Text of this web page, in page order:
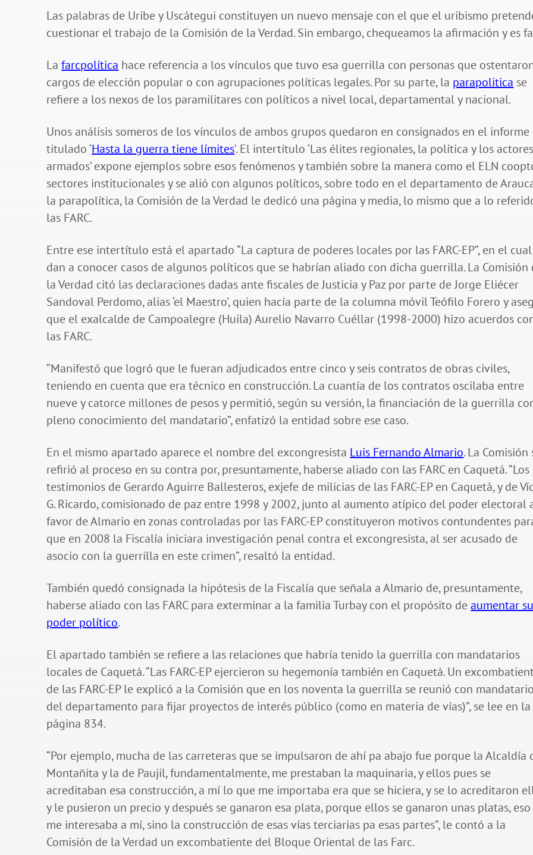
Las palabras de Uribe y Uscátegui constituyen un nuevo mensaje con el que el uribismo
cuestionar el trabajo de la Comisión de la Verdad. Sin embargo, chequeamos la afirmación y es
Lafarcpolítica hace referencia a los vínculos que tuvo esa guerrilla con personas que
cargos de elección popular o con agrupaciones políticas legales. Por su parte, la parapolitica se
refiere a los nexos de los paramilitares con políticos a nivel local, departamental y nacional.
Unos análisis someros de los vínculos de ambos grupos quedaron en consignados en el informe
titulado ‘Hasta la guerra tiene límites’. El intertítulo ‘Las élites regionales, la política y los actores
armados’ expone ejemplos sobre esos fenómenos y también sobre la manera como el ELN
sectores institucionales y se alió con algunos políticos, sobre todo en el departamento de
la parapolítica, la Comisión de la Verdad le dedicó una página y media, lo mismo que a lo
las FARC.
Entre ese intertítulo está el apartado “La captura de poderes locales por las FARC-EP”, en el
dan a conocer casos de algunos políticos que se habrían aliado con dicha guerrilla. La Comisión
la Verdad citó las declaraciones dadas ante fiscales de Justicia y Paz por parte de Jorge Eliécer
Sandoval Perdomo, alias ‘el Maestro’, quien hacía parte de la columna móvil Teófilo Forero y
que el exalcalde de Campoalegre (Huila) Aurelio Navarro Cuéllar (1998-2000) hizo acuerdos
las FARC.
“Manifestó que logró que le fueran adjudicados entre cinco y seis contratos de obras civiles,
teniendo en cuenta que era técnico en construcción. La cuantía de los contratos oscilaba entre
nueve y catorce millones de pesos y permitió, según su versión, la financiación de la guerrilla
pleno conocimiento del mandatario”, enfatizó la entidad sobre ese caso.
En el mismo apartado aparece el nombre del excongresista Luis Fernando Almario. La Comisión
refirió al proceso en su contra por, presuntamente, haberse aliado con las FARC en Caquetá. “Los
testimonios de Gerardo Aguirre Ballesteros, exjefe de milicias de las FARC-EP en Caquetá, y de
G. Ricardo, comisionado de paz entre 1998 y 2002, junto al aumento atípico del poder electoral
favor de Almario en zonas controladas por las FARC-EP constituyeron motivos contundentes
que en 2008 la Fiscalía iniciara investigación penal contra el excongresista, al ser acusado de
asocio con la guerrilla en este crimen”, resaltó la entidad.
También quedó consignada la hipótesis de la Fiscalía que señala a Almario de, presuntamente,
haberse aliado con las FARC para exterminar a la familia Turbay con el propósito deaumentar su
poder político.
El apartado también se refiere a las relaciones que habría tenido la guerrilla con mandatarios
locales de Caquetá. “Las FARC-EP ejercieron su hegemonía también en Caquetá. Un
de las FARC-EP le explicó a la Comisión que en los noventa la guerrilla se reunió con
del departamento para fijar proyectos de interés público (como en materia de vías)”, se lee en la
página 834.
“Por ejemplo, mucha de las carreteras que se impulsaron de ahí pa abajo fue porque la Alcaldía
Montañita y la de Paujil, fundamentalmente, me prestaban la maquinaria, y ellos pues se
acreditaban esa construcción, a mí lo que me importaba era que se hiciera, y se lo acreditaron
y le pusieron un precio y después se ganaron esa plata, porque ellos se ganaron unas platas,
me interesaba a mí, sino la construcción de esas vías terciarias pa esas partes”, le contó a la
Comisión de la Verdad un excombatiente del Bloque Oriental de las Farc.